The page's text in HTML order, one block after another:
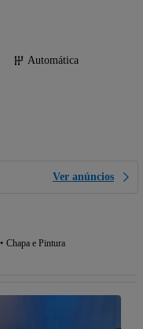
Automática
Ver anúncios
Chapa e Pintura